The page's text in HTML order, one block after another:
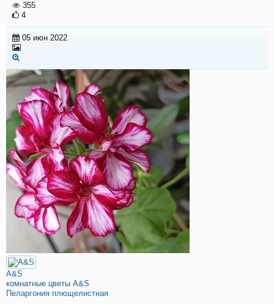
355
4
05 июн 2022
A&S
комнатные цветы A&S
Пеларгония плющелистная